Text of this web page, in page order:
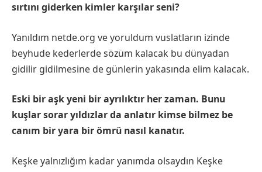
sırtını giderken kimler karşılar seni?
Yanıldım netde.org ve yoruldum vuslatların izinde
beyhude kederlerde sözüm kalacak bu dünyadan
gidilir gidilmesine de günlerin yakasında elim kalacak.
Eski bir aşk yeni bir ayrılıktır her zaman. Bunu
kuşlar sorar yıldızlar da anlatır kimse bilmez be
canım bir yara bir ömrü nasıl kanatır.
Keşke yalnızlığım kadar yanımda olsaydın Keşke